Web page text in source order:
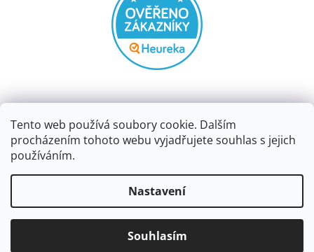
Tento web používá soubory cookie. Dalším
procházením tohoto webu vyjadřujete souhlas s jejich
používáním.
Nastavení
Souhlasím
vyhrazena.